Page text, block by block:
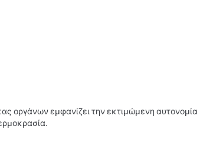
οργάνων εμφανίζει την εκτιμώμενη αυτονομία